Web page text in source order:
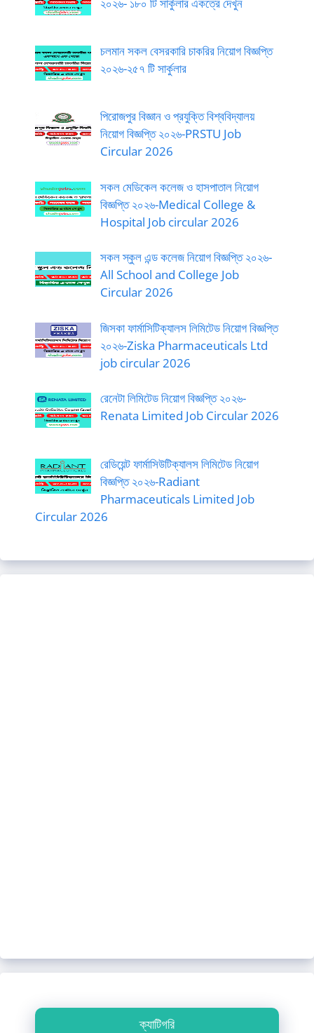
চলমান সকল বেসরকারি চাকরির নিয়োগ বিজ্ঞপ্তি
২০২৬-২৫৭ টি সার্কুলার
পিরোজপুর বিজ্ঞান ও প্রযুক্তি বিশ্ববিদ্যালয়
নিয়োগ বিজ্ঞপ্তি ২০২৬-PRSTU Job
Circular 2026
সকল মেডিকেল কলেজ ও হাসপাতাল নিয়োগ
বিজ্ঞপ্তি ২০২৬-Medical College &
Hospital Job circular 2026
সকল স্কুল এন্ড কলেজ নিয়োগ বিজ্ঞপ্তি ২০২৬-
All School and College Job
Circular 2026
জিসকা ফার্মাসিটিক্যালস লিমিটেড নিয়োগ বিজ্ঞপ্তি
২০২৬-Ziska Pharmaceuticals Ltd
job circular 2026
রেনেটা লিমিটেড নিয়োগ বিজ্ঞপ্তি ২০২৬-
Renata Limited Job Circular 2026
রেডিয়েন্ট ফার্মাসিউটিক্যালস লিমিটেড নিয়োগ
বিজ্ঞপ্তি ২০২৬-Radiant
Pharmaceuticals Limited Job
Circular 2026
ক্যাটিগরি